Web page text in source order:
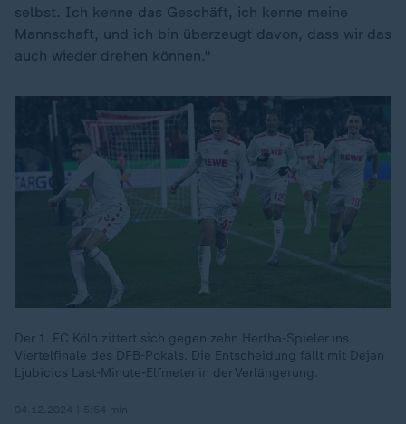
selbst. Ich kenne das Geschäft, ich kenne meine
Mannschaft, und ich bin überzeugt davon, dass wir das
auch wieder drehen können."
Der 1. FC Köln zittert sich gegen zehn Hertha-Spieler ins
Viertelfinale des DFB-Pokals. Die Entscheidung fällt mit Dejan
Ljubicics Last-Minute-Elfmeter in der Verlängerung.